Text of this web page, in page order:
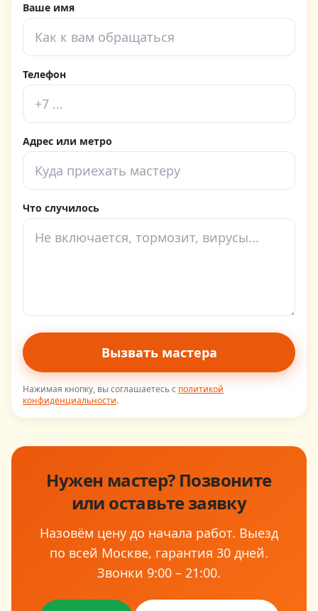
Ваше имя
Телефон
Адрес или метро
Что случилось
Вызвать мастера
Нажимая кнопку, вы соглашаетесь с политикой
конфиденциальности.
Нужен мастер? Позвоните
или оставьте заявку
Назовём цену до начала работ. Выезд
по всей Москве, гарантия 30 дней.
Звонки 9:00 – 21:00.